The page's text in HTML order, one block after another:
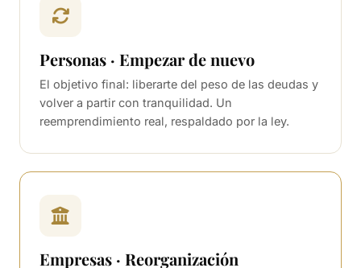
Personas · Empezar de nuevo
El objetivo final: liberarte del peso de las deudas y
volver a partir con tranquilidad. Un
reemprendimiento real, respaldado por la ley.
Empresas · Reorganización